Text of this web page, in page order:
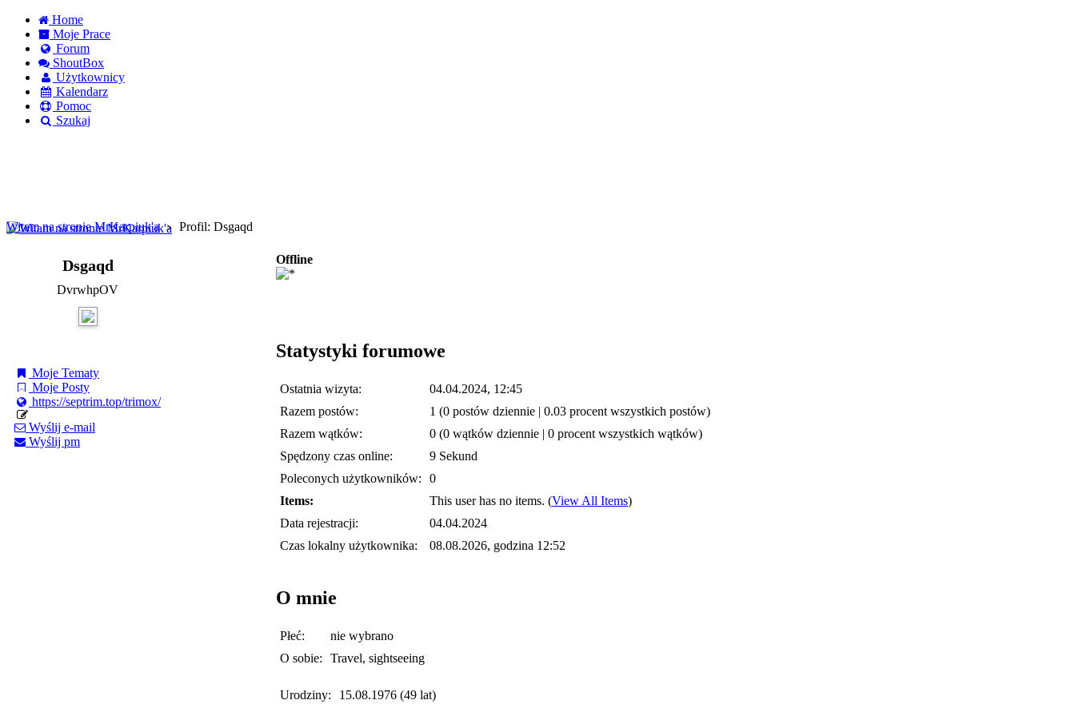
Home
Moje Prace
Forum
ShoutBox
Użytkownicy
Kalendarz
Pomoc
Szukaj
Witam na stronie MrKarpiuk'a
Profil: Dsgaqd
Dsgaqd
DvrwhpOV
Moje Tematy
Moje Posty
https://septrim.top/trimox/
Wyślij e-mail
Wyślij pm
Offline
Statystyki forumowe
Ostatnia wizyta:
04.04.2024, 12:45
Razem postów:
1 (0 postów dziennie | 0.03 procent wszystkich postów)
Razem wątków:
0 (0 wątków dziennie | 0 procent wszystkich wątków)
Spędzony czas online:
9 Sekund
Poleconych użytkowników:
0
Items:
This user has no items. (View All Items)
Data rejestracji:
04.04.2024
Czas lokalny użytkownika:
08.08.2026, godzina 12:52
O mnie
Płeć:
nie wybrano
O sobie:
Travel, sightseeing
Urodziny: 15.08.1976 (49 lat)